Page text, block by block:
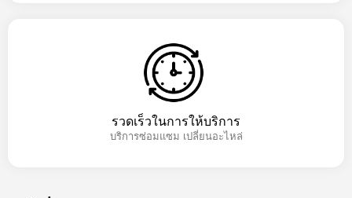
รวดเร็วในการให้บริการ
บริการซ่อมแซม เปลี่ยนอะไหล่